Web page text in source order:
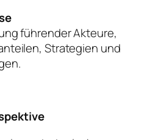
führender Akteure,
Strategien und